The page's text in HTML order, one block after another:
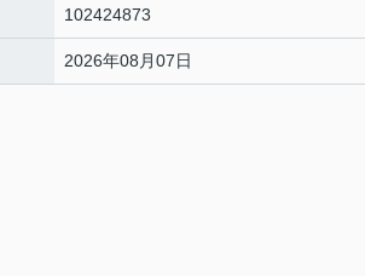
102424873
2026年08月07日